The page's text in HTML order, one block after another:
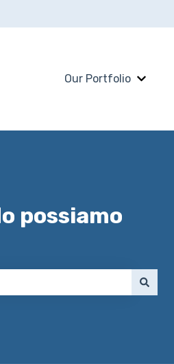
per le traduzioni
Our Portfolio
possiamo